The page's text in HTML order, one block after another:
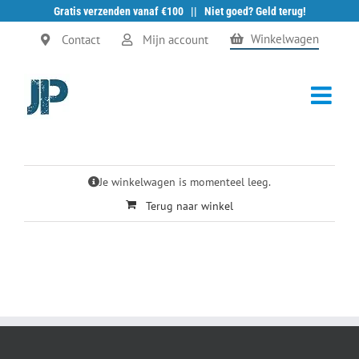
Gratis verzenden vanaf €100 || Niet goed? Geld terug!
Ga
Contact Mijn account Winkelwagen
Je winkelwagen is momenteel leeg.
Terug naar winkel